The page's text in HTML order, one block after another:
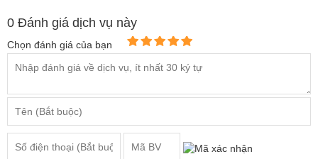
0 Đánh giá dịch vụ này
Chọn đánh giá của bạn